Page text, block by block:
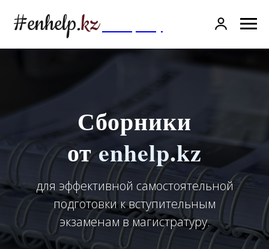
Сборники
отenhelp.kz
для эффективной самостоятельной
подготовки к вступительным
экзаменам в магистратуру.